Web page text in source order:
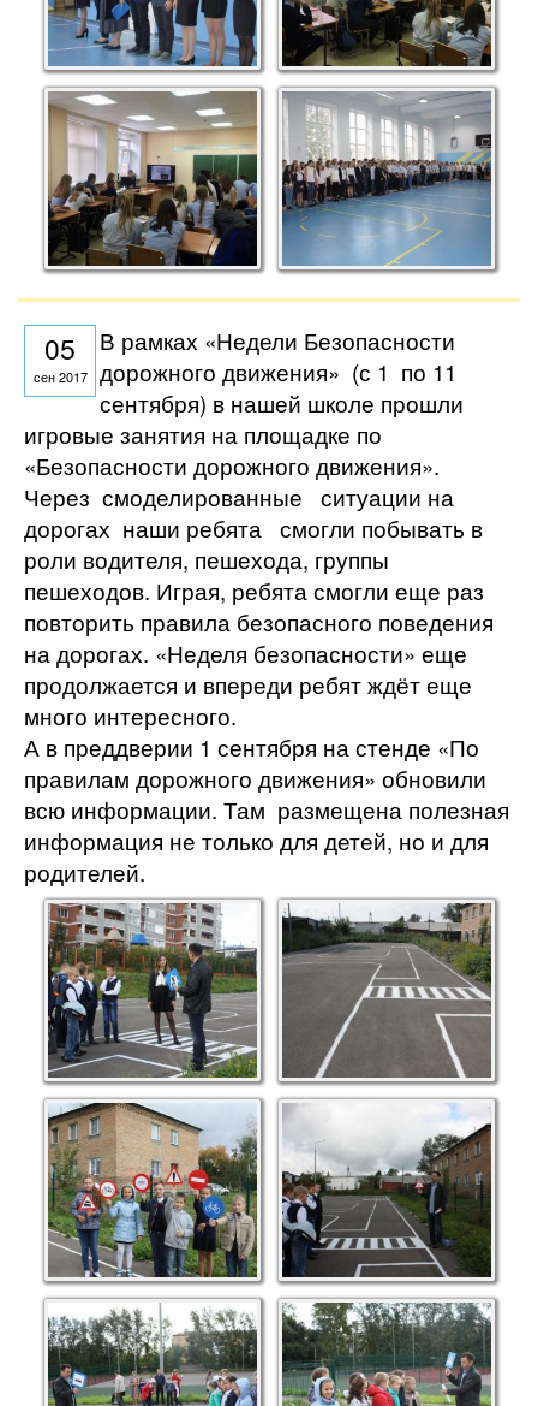
05
сен 2017
В рамках «Недели Безопасности
дорожного движения» (с 1 по 11
сентября) в нашей школе прошли
игровые занятия на площадке по
«Безопасности дорожного движения».
Через смоделированные ситуации на
дорогах наши ребята смогли побывать в
роли водителя, пешехода, группы
пешеходов. Играя, ребята смогли еще раз
повторить правила безопасного поведения
на дорогах. «Неделя безопасности» еще
продолжается и впереди ребят ждёт еще
много интересного.
А в преддверии 1 сентября на стенде «По
правилам дорожного движения» обновили
всю информации. Там размещена полезная
информация не только для детей, но и для
родителей.